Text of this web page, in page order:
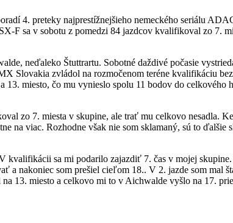
4. preteky najprestížnejšieho nemeckého seriálu
sa v sobotu z pomedzi 84 jazdcov kvalifikoval zo 7.
neďaleko Štuttrartu. Sobotné daždivé počasie
Slovakia zvládol na rozmočenom teréne kvalifikáciu
miesto, čo mu vynieslo spolu 11 bodov do celkového
zo 7. miesta v skupine, ale trať mu celkovo nesadla.
na viac. Rozhodne však nie som sklamaný, sú to
sa mi podarilo zajazdiť 7. čas v mojej
a nakoniec som prešiel cieľom 18.. V 2. jazde som mal
13. miesto a celkovo mi to v Aichwalde vyšlo na 17.